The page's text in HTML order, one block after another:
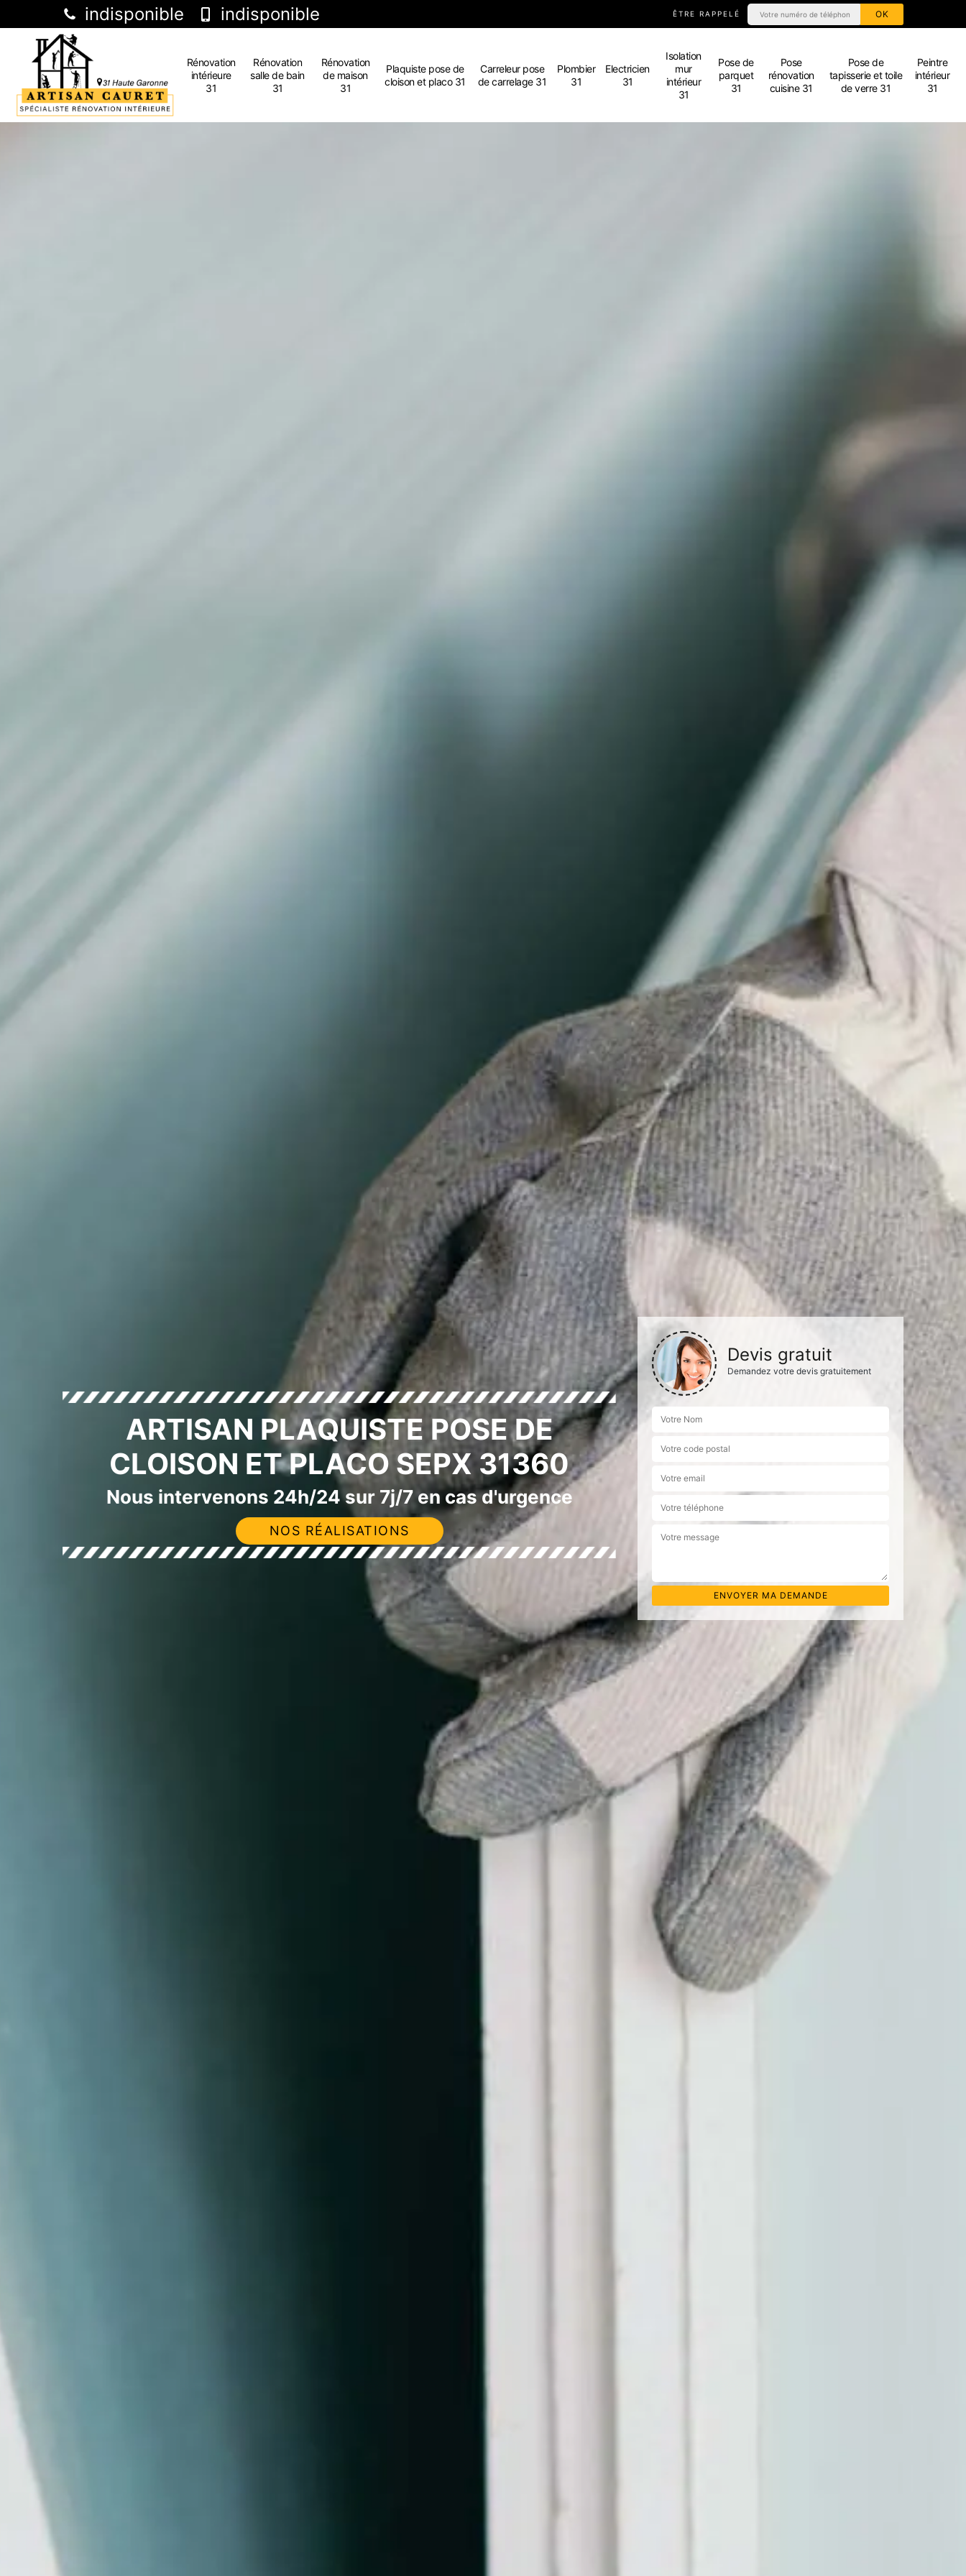
indisponible indisponible ÊTRE RAPPELÉ
Rénovation
intérieure
31
Rénovation
salle de bain
31
Rénovation
de maison
31
Plaquiste pose de
cloison et placo 31
Carreleur pose
de carrelage 31
Plombier
31
Electricien
31
Isolation
mur
intérieur
31
Pose de
parquet
31
Pose
rénovation
cuisine 31
Pose de
tapisserie et toile
de verre 31
Peintre
intérieur
31
ARTISAN PLAQUISTE POSE DE
CLOISON ET PLACO SEPX 31360
Nous intervenons 24h/24 sur 7j/7 en cas d'urgence
NOS RÉALISATIONS
Devis gratuit
Demandez votre devis gratuitement